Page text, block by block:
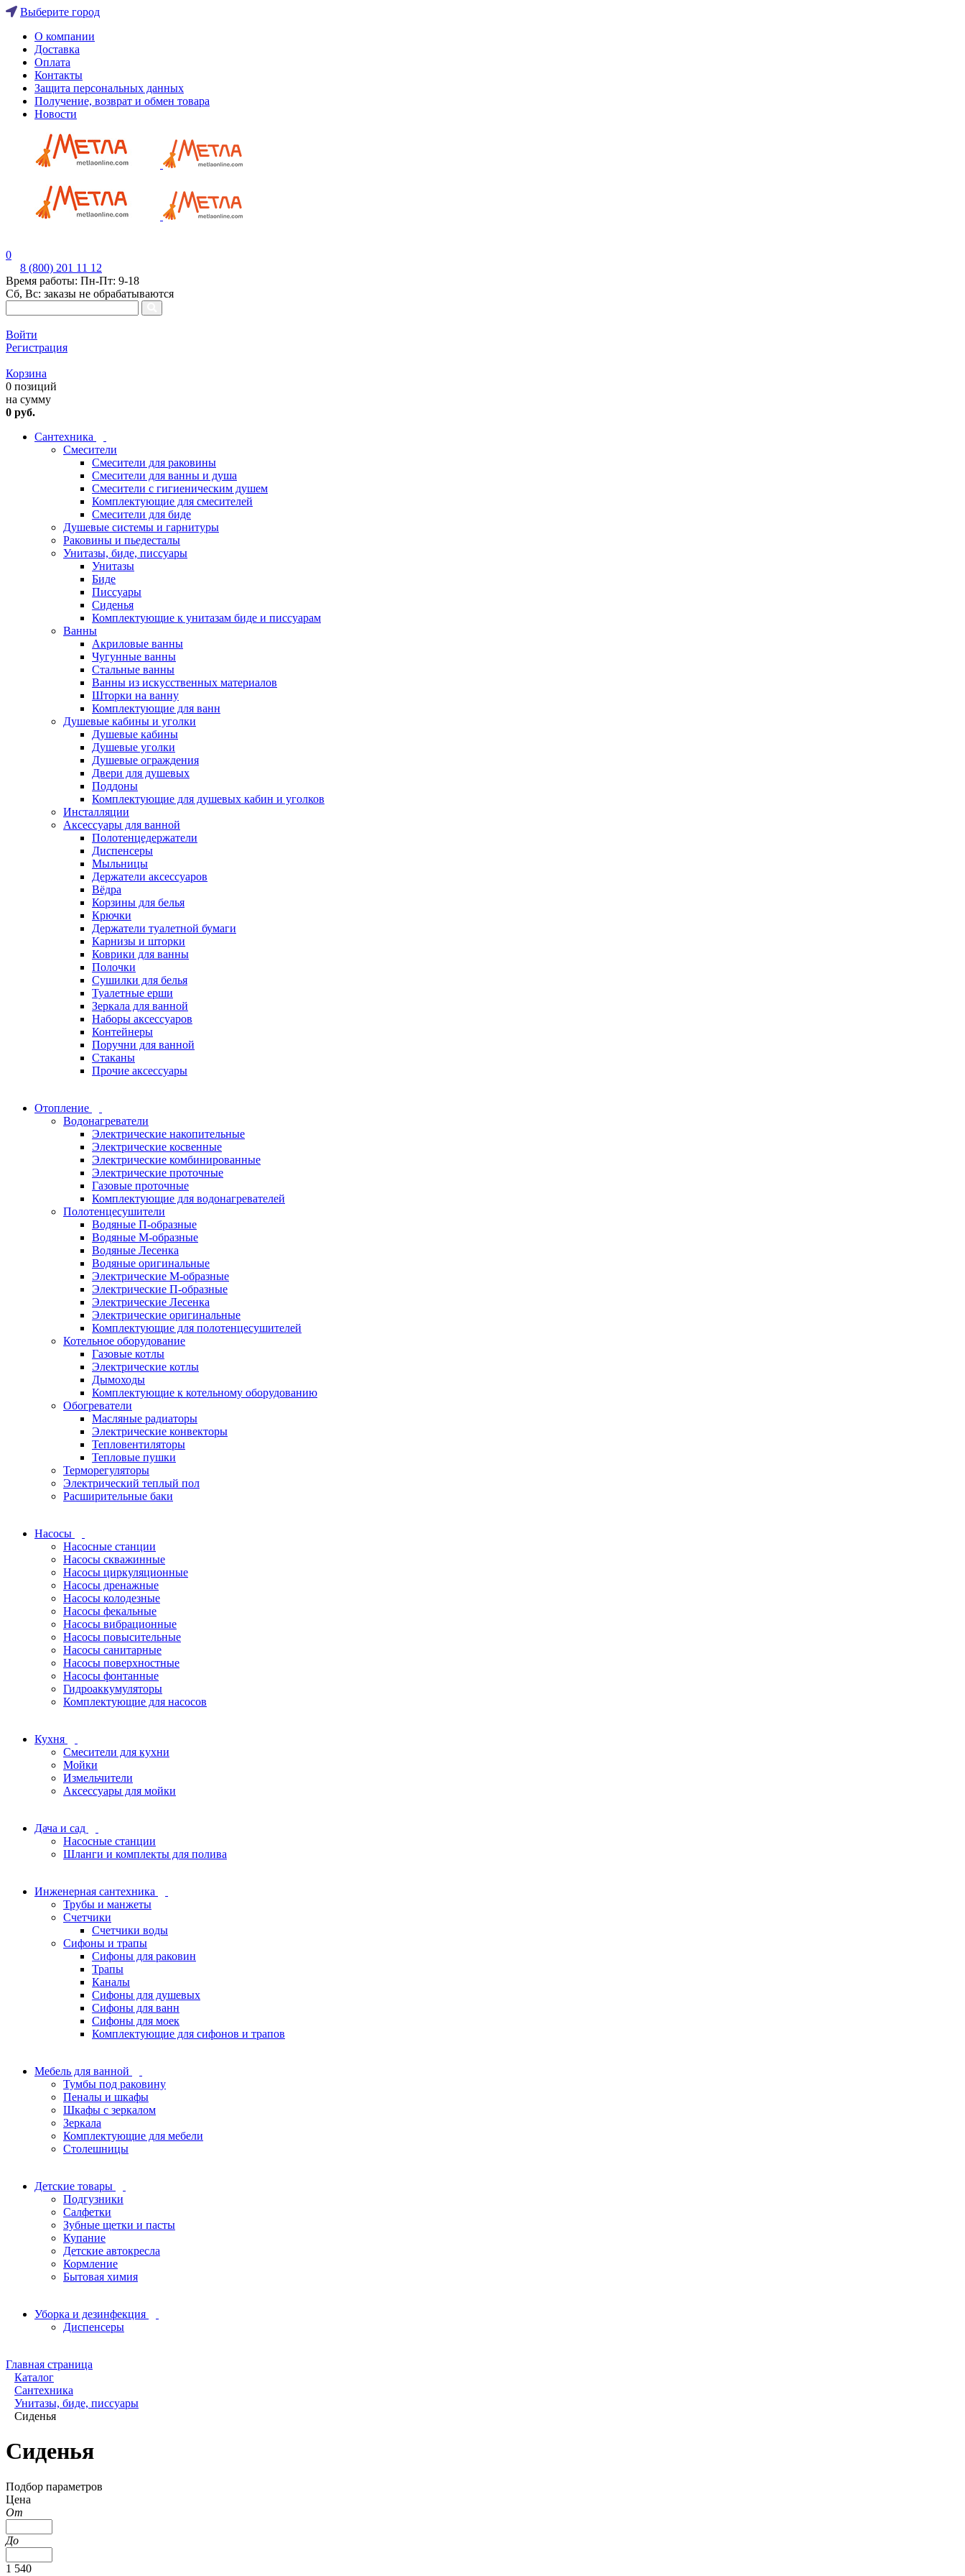
Выберите город
О компании
Доставка
Оплата
Контакты
Защита персональных данных
Получение, возврат и обмен товара
Новости
0
8 (800) 201 11 12
Время работы: Пн-Пт: 9-18
Сб, Вс: заказы не обрабатываются
Войти
Регистрация
Корзина
0 позиций
на сумму
0 руб.
Сантехника
Смесители
Смесители для раковины
Смесители для ванны и душа
Смесители с гигиеническим душем
Комплектующие для смесителей
Смесители для биде
Душевые системы и гарнитуры
Раковины и пьедесталы
Унитазы, биде, писсуары
Унитазы
Биде
Писсуары
Сиденья
Комплектующие к унитазам биде и писсуарам
Ванны
Акриловые ванны
Чугунные ванны
Стальные ванны
Ванны из искусственных материалов
Шторки на ванну
Комплектующие для ванн
Душевые кабины и уголки
Душевые кабины
Душевые уголки
Душевые ограждения
Двери для душевых
Поддоны
Комплектующие для душевых кабин и уголков
Инсталляции
Аксессуары для ванной
Полотенцедержатели
Диспенсеры
Мыльницы
Держатели аксессуаров
Вёдра
Корзины для белья
Крючки
Держатели туалетной бумаги
Карнизы и шторки
Коврики для ванны
Полочки
Сушилки для белья
Туалетные ерши
Зеркала для ванной
Наборы аксессуаров
Контейнеры
Поручни для ванной
Стаканы
Прочие аксессуары
Отопление
Водонагреватели
Электрические накопительные
Электрические косвенные
Электрические комбинированные
Электрические проточные
Газовые проточные
Комплектующие для водонагревателей
Полотенцесушители
Водяные П-образные
Водяные М-образные
Водяные Лесенка
Водяные оригинальные
Электрические М-образные
Электрические П-образные
Электрические Лесенка
Электрические оригинальные
Комплектующие для полотенцесушителей
Котельное оборудование
Газовые котлы
Электрические котлы
Дымоходы
Комплектующие к котельному оборудованию
Обогреватели
Масляные радиаторы
Электрические конвекторы
Тепловентиляторы
Тепловые пушки
Терморегуляторы
Электрический теплый пол
Расширительные баки
Насосы
Насосные станции
Насосы скважинные
Насосы циркуляционные
Насосы дренажные
Насосы колодезные
Насосы фекальные
Насосы вибрационные
Насосы повысительные
Насосы санитарные
Насосы поверхностные
Насосы фонтанные
Гидроаккумуляторы
Комплектующие для насосов
Кухня
Смесители для кухни
Мойки
Измельчители
Аксессуары для мойки
Дача и сад
Насосные станции
Шланги и комплекты для полива
Инженерная сантехника
Трубы и манжеты
Счетчики
Счетчики воды
Сифоны и трапы
Сифоны для раковин
Трапы
Каналы
Сифоны для душевых
Сифоны для ванн
Сифоны для моек
Комплектующие для сифонов и трапов
Мебель для ванной
Тумбы под раковину
Пеналы и шкафы
Шкафы с зеркалом
Зеркала
Комплектующие для мебели
Столешницы
Детские товары
Подгузники
Салфетки
Зубные щетки и пасты
Купание
Детские автокресла
Кормление
Бытовая химия
Уборка и дезинфекция
Диспенсеры
Главная страница
Каталог
Сантехника
Унитазы, биде, писсуары
Сиденья
Сиденья
Подбор параметров
Цена
От
До
1 540